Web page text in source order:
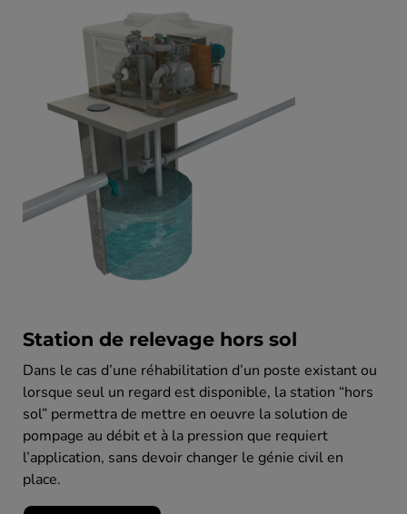
Station de relevage hors sol
Dans le cas d’une réhabilitation d’un poste existant ou
lorsque seul un regard est disponible, la station “hors
sol” permettra de mettre en oeuvre la solution de
pompage au débit et à la pression que requiert
l’application, sans devoir changer le génie civil en
place.